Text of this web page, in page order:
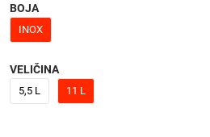
BOJA
INOX
VELIČINA
5,5 L 11 L